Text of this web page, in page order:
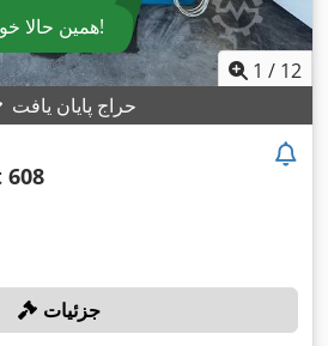
همین حالا خودتان به مزایده بگذارید!
1 / 12
حراج پایان یافت
جزئیات